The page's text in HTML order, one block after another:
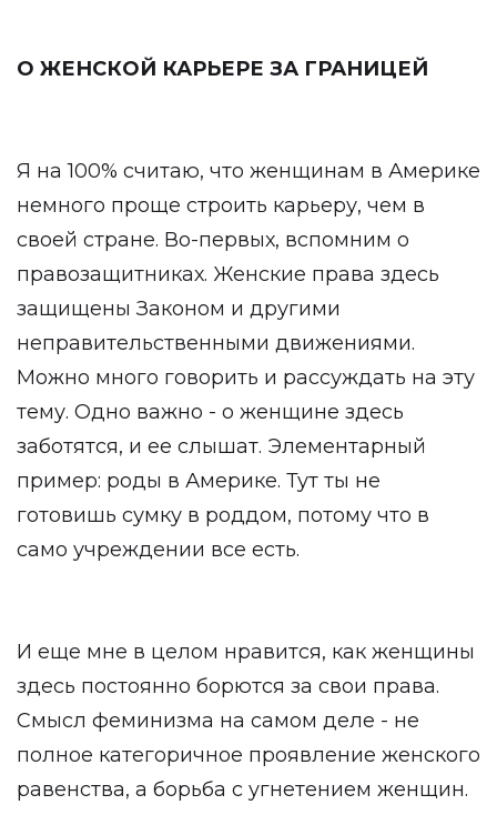
О ЖЕНСКОЙ КАРЬЕРЕ ЗА ГРАНИЦЕЙ
Я на 100% считаю, что женщинам в Америке
немного проще строить карьеру, чем в
своей стране. Во-первых, вспомним о
правозащитниках. Женские права здесь
защищены Законом и другими
неправительственными движениями.
Можно много говорить и рассуждать на эту
тему. Одно важно - о женщине здесь
заботятся, и ее слышат. Элементарный
пример: роды в Америке. Тут ты не
готовишь сумку в роддом, потому что в
само учреждении все есть.
И еще мне в целом нравится, как женщины
здесь постоянно борются за свои права.
Смысл феминизма на самом деле - не
полное категоричное проявление женского
равенства, а борьба с угнетением женщин.